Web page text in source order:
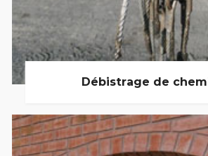
Débistrage de